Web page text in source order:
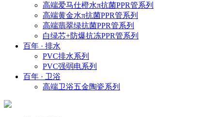
高端爱马仕橙水π抗菌PPR管系列
高端黄金水π抗菌PPR管系列
高端翡翠绿抗菌PPR管系列
白绿芯+防爆抗冻PPR管系列
百年 · 排水
PVC排水系列
PVC强弱电系列
百年 · 卫浴
高端卫浴五金陶瓷系列